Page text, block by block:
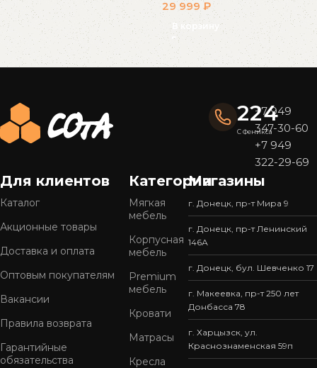
29 999 ₽
В корзину
Read More
224
С Феникса
+7 949
347-30-60
+7 949
322-29-69
Для клиентов
Каталог
Акционные товары
Доставка и оплата
Оптовым покупателям
Вакансии
Правила возврата
Гарантийные
обязательства
Категории
Мягкая
мебель
Корпусная
мебель
Premium
мебель
Кровати
Матрасы
Кресла
Магазины
г. Донецк, пр-т Мира 9
г. Донецк, пр-т Ленинский
146А
г. Донецк, бул. Шевченко 17
г. Макеевка, пр-т 250 лет
Донбасса 78
г. Харцызск, ул.
Краснознаменская 59п